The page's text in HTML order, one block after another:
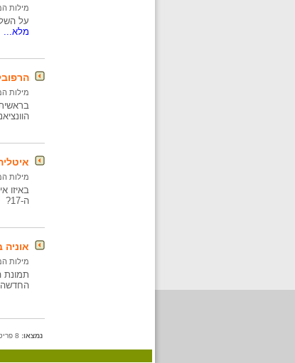
מילות
על
מלא...
מילות
מילות
באיזו
ה-17?
מילות
תמונת
החדשה
נמצאו: